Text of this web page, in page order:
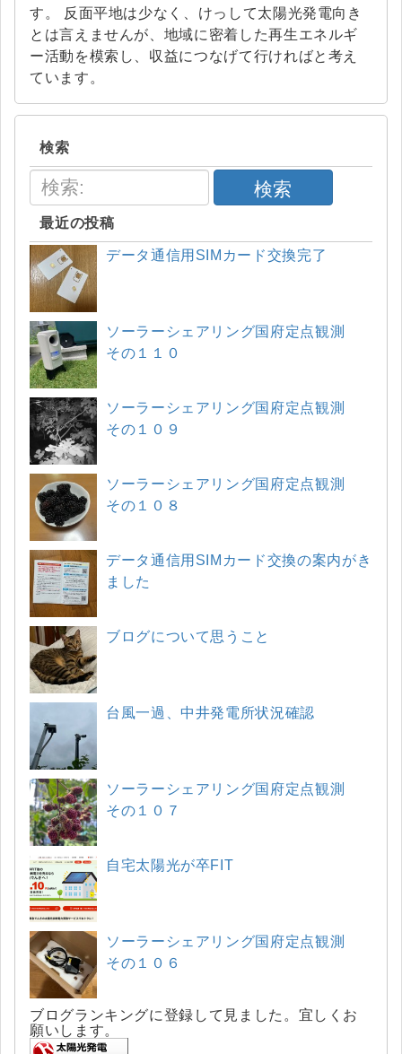
す。 反面平地は少なく、けっして太陽光発電向き
とは言えませんが、地域に密着した再生エネルギ
ー活動を模索し、収益につなげて行ければと考え
ています。
検索
検索
最近の投稿
データ通信用SIMカード交換完了
ソーラーシェアリング国府定点観測
その１１０
ソーラーシェアリング国府定点観測
その１０９
ソーラーシェアリング国府定点観測
その１０８
データ通信用SIMカード交換の案内がき
ました
ブログについて思うこと
台風一過、中井発電所状況確認
ソーラーシェアリング国府定点観測
その１０７
自宅太陽光が卒FIT
ソーラーシェアリング国府定点観測
その１０６
ブログランキングに登録して見ました。宜しくお
願いします。